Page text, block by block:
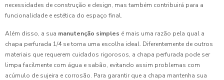
necessidades de construção e design, mas também contribuirá para a
funcionalidade e estética do espaço final.
Além disso, a sua manutenção simples é mais uma razão pela qual a
chapa perfurada 1/4 se torna uma escolha ideal. Diferentemente de outros
materiais que requerem cuidados rigorosos, a chapa perfurada pode ser
limpa facilmente com água e sabão, evitando assim problemas com
acúmulo de sujeira e corrosão. Para garantir que a chapa mantenha sua